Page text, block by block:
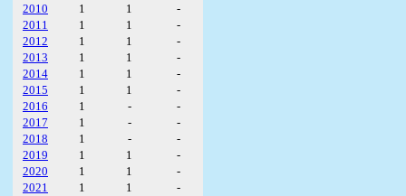
2010
1 1
-
2011
1 1
-
2012
1 1
-
2013
1 1
-
2014
1 1
-
2015
1 1
-
2016
1 -
-
2017
1 -
-
2018
1 -
-
2019
1 1
-
2020
1 1
-
2021
1 1
-